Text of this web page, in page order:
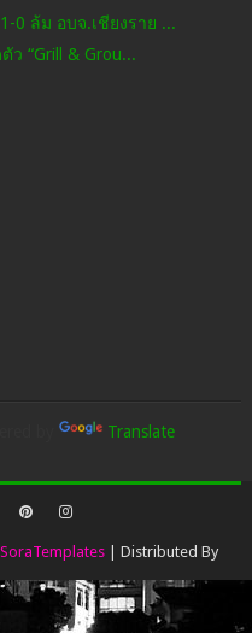
0 ล้ม อบจ.เชียงราย ...
ว “Grill & Grou...
Translate
SoraTemplates | Distributed By